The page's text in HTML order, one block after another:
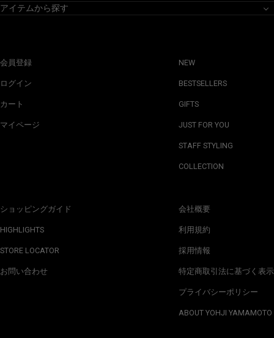
アイテムから探す
会員登録
ログイン
カート
マイページ
ショッピングガイド
HIGHLIGHTS
STORE LOCATOR
お問い合わせ
NEW
BESTSELLERS
GIFTS
JUST FOR YOU
STAFF STYLING
COLLECTION
会社概要
利用規約
採用情報
特定商取引法に基づく表示
プライバシーポリシー
ABOUT YOHJI YAMAMOTO